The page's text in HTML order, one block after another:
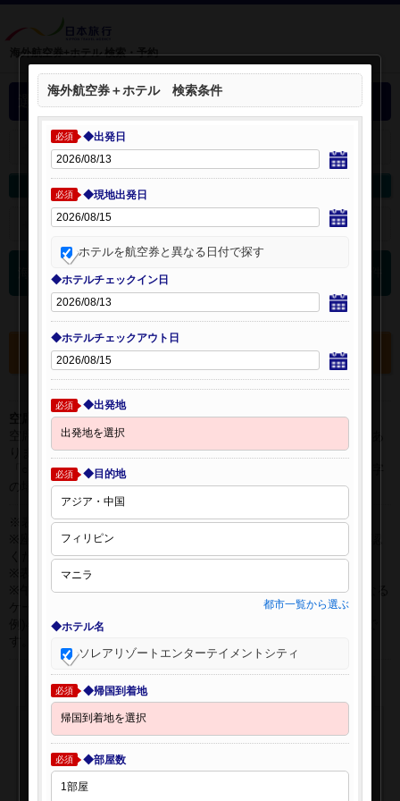
海外航空券+ホテル 検索・予約
選択中の海外航空券+ホテル
選択中の航空券・ホテルを開く：
海外航空券を変更
検索条件を開く：
海外航空券 検索結果
選択中の航空券・ホテルを確認する
空席表示について：
空席状況は常に変更しますので、現在の空席を保証するものではあ
りません。
「○」は過去24時間以内に十分な空席が確認できた商品です。 数字
の場合は、現時点で座席数が少ない商品です。
※表示金額はオンライン予約時の金額です。
※座席クラスはご利用区間毎に異なる場合があります。必ずご確認
ください。
※表示時間はすべて現地時間・24時間表示です。
※午前0時以降に出発する深夜便について、搭乗日をお間違えになる
例)4月8日00：30出発の場合、搭乗手続きは4月7日22:30が目安で
海外航空券＋ホテル 検索条件
必須 ◆出発日
必須 ◆現地出発日
ホテルを航空券と異なる日付で探す
◆ホテルチェックイン日
◆ホテルチェックアウト日
必須 ◆出発地
必須 ◆目的地
都市一覧から選ぶ
◆ホテル名
ソレアリゾートエンターテイメントシティ
必須 ◆帰国到着地
必須 ◆部屋数